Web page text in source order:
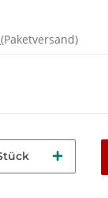
(Paketversand)